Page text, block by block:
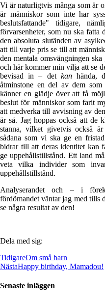
Vi är naturligtvis många som är
är människor som inte har
beslutsfattande" tidigare,
förvarsenheter, som nu ska fatta
den absoluta slutänden av
att till varje pris se till att
den mentala omsvängningen
och här kommer min vilja att se
bevisad in – det kanhända,
åtminstone en del av dem
känner en glädje över att få
beslut för människor som farit
att medverka till avvisning av
är så. Jag hoppas också att de
stanna, vilket givetvis också
sådana som vi ska ge en
bidrar till att deras identitet kan
ge uppehållstillstånd. Ett land
veta vilka individer som
uppehållstillstånd.
Analyserandet och – i
fördömandet väntar jag med tills
se några resultat av den!
Dela med sig:
TidigareOm små barn
NästaHappy birthday, Mamadou!
Senaste inläggen